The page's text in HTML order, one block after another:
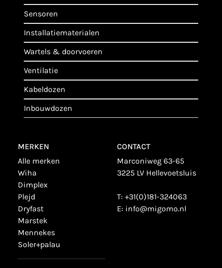
sensoren
installatiematerialen
wartels & doorvoeren
ventilatie
kabeldozen
inbouwdozen
MERKEN
alle merken
wiha
dimplex
plejd
dryfast
marstek
mennekes
soler+palau
CONTACT
Marconiweg 63-65
3225 LV Hellevoetsluis
T: +31(0)181-324063
E: info@migomo.nl